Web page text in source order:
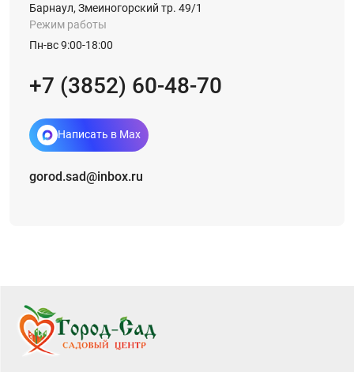
Барнаул, Змеиногорский тр. 49/1
Режим работы
Пн-вс 9:00-18:00
+7 (3852) 60-48-70
Написать в Max
gorod.sad@inbox.ru